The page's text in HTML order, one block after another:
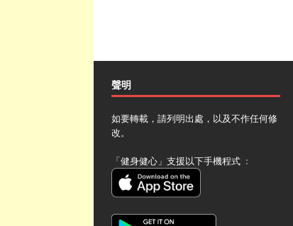
聲明
如要轉載，請列明出處，以及不作任何修
改。
「健身健心」支援以下手機程式 ﹕